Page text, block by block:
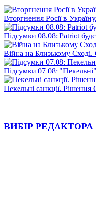
Вторгнення Росії в
Підсумки 08.08: Patriot
Війна на Близькому
Підсумки 07.08: "Пекельні"
Пекельні санкції.
ВИБІР РЕДАКТОРА